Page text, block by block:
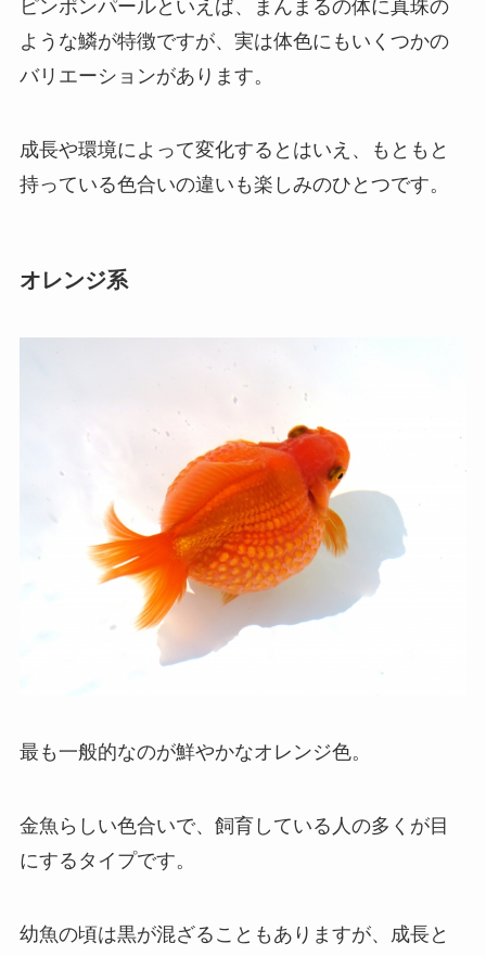
ピンポンパールといえば、まんまるの体に真珠の
ような鱗が特徴ですが、実は体色にもいくつかの
バリエーションがあります。
成長や環境によって変化するとはいえ、もともと
持っている色合いの違いも楽しみのひとつです。
オレンジ系
最も一般的なのが鮮やかなオレンジ色。
金魚らしい色合いで、飼育している人の多くが目
にするタイプです。
幼魚の頃は黒が混ざることもありますが、成長と